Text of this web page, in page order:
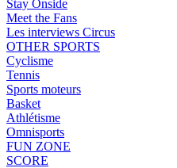
Stay Onside
Meet the Fans
Les interviews Circus
OTHER SPORTS
Cyclisme
Tennis
Sports moteurs
Basket
Athlétisme
Omnisports
FUN ZONE
SCORE